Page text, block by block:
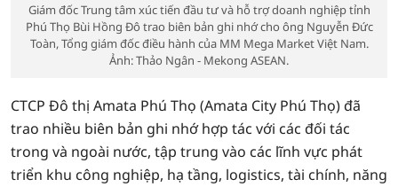
Giám đốc Trung tâm xúc tiến đầu tư và hỗ trợ doanh nghiệp tỉnh
Phú Thọ Bùi Hồng Đô trao biên bản ghi nhớ cho ông Nguyễn Đức
Toàn, Tổng giám đốc điều hành của MM Mega Market Việt Nam.
Ảnh: Thảo Ngân - Mekong ASEAN.
CTCP Đô thị Amata Phú Thọ (Amata City Phú Thọ) đã
trao nhiều biên bản ghi nhớ hợp tác với các đối tác
trong và ngoài nước, tập trung vào các lĩnh vực phát
triển khu công nghiệp, hạ tầng, logistics, tài chính, năng